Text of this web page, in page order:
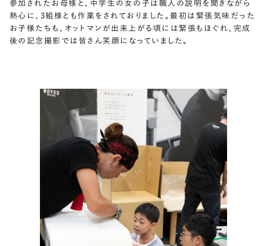
参加されたお母様と、中学生の女の子は職人の説明を聞きながら
熱心に、3組様とも作業をされておりました。最初は緊張気味だった
お子様たちも、オットマンが出来上がる頃には緊張もほぐれ、完成
後の記念撮影では皆さん笑顔になっていました。